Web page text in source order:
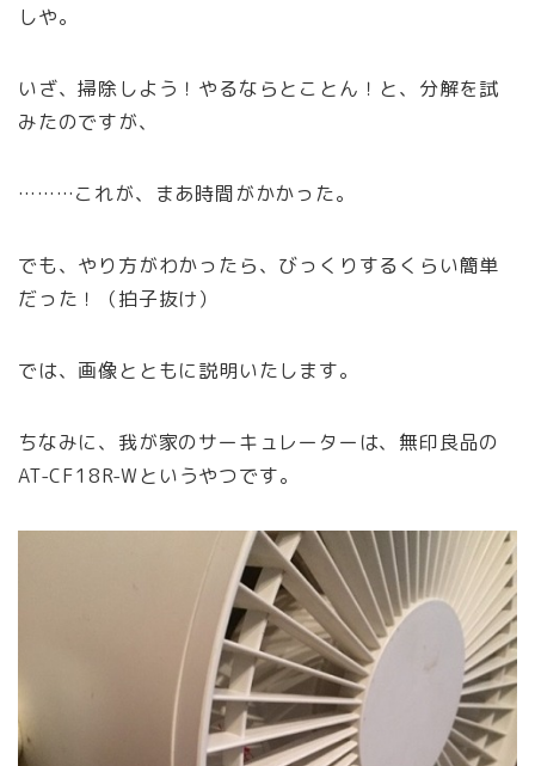
しや。
いざ、掃除しよう！やるならとことん！と、分解を試
みたのですが、
………これが、まあ時間がかかった。
でも、やり方がわかったら、びっくりするくらい簡単
だった！（拍子抜け）
では、画像とともに説明いたします。
ちなみに、我が家のサーキュレーターは、無印良品の
AT-CF18R-Wというやつです。